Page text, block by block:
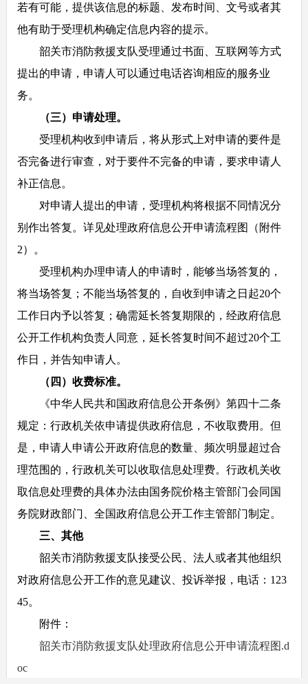
若有可能，提供该信息的标题、发布时间、文号或者其
他有助于受理机构确定信息内容的提示。
韶关市消防救援支队受理通过书面、互联网等方式
提出的申请，申请人可以通过电话咨询相应的服务业
务。
（三）申请处理。
受理机构收到申请后，将从形式上对申请的要件是
否完备进行审查，对于要件不完备的申请，要求申请人
补正信息。
对申请人提出的申请，受理机构将根据不同情况分
别作出答复。详见处理政府信息公开申请流程图（附件
2）。
受理机构办理申请人的申请时，能够当场答复的，
将当场答复；不能当场答复的，自收到申请之日起20个
工作日内予以答复；确需延长答复期限的，经政府信息
公开工作机构负责人同意，延长答复时间不超过20个工
作日，并告知申请人。
（四）收费标准。
《中华人民共和国政府信息公开条例》第四十二条
规定：行政机关依申请提供政府信息，不收取费用。但
是，申请人申请公开政府信息的数量、频次明显超过合
理范围的，行政机关可以收取信息处理费。行政机关收
取信息处理费的具体办法由国务院价格主管部门会同国
务院财政部门、全国政府信息公开工作主管部门制定。
三、其他
韶关市消防救援支队接受公民、法人或者其他组织
对政府信息公开工作的意见建议、投诉举报，电话：123
45。
附件：
韶关市消防救援支队处理政府信息公开申请流程图.d
oc